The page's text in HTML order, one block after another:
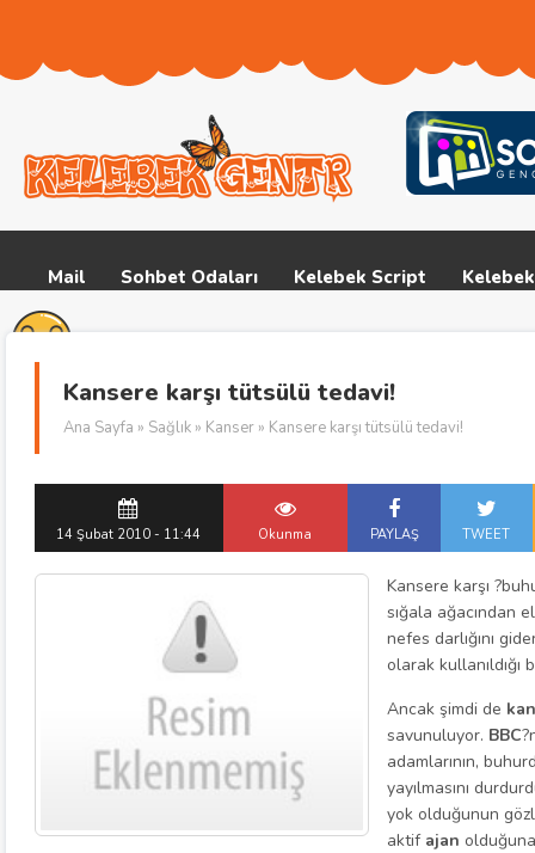
Mail Sohbet Odaları Kelebek Script
Kansere karşı tütsülü tedavi!
Ana Sayfa » Sağlık » Kanser » Kansere karşı tütsülü tedavi!
14 Şubat 2010 - 11:44 Okunma PAYLAŞ TWEET
Kansere karşı
sığala ağacından
nefes darlığını
olarak kullanıldığı
Ancak şimdi de
savunuluyor. BBC
adamlarının,
yayılmasını
yok olduğunun
aktif ajan